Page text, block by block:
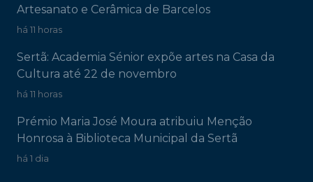
Artesanato e Cerâmica de Barcelos
há 11 horas
Sertã: Academia Sénior expõe artes na Casa da
Cultura até 22 de novembro
há 11 horas
Prémio Maria José Moura atribuiu Menção
Honrosa à Biblioteca Municipal da Sertã
há 1 dia